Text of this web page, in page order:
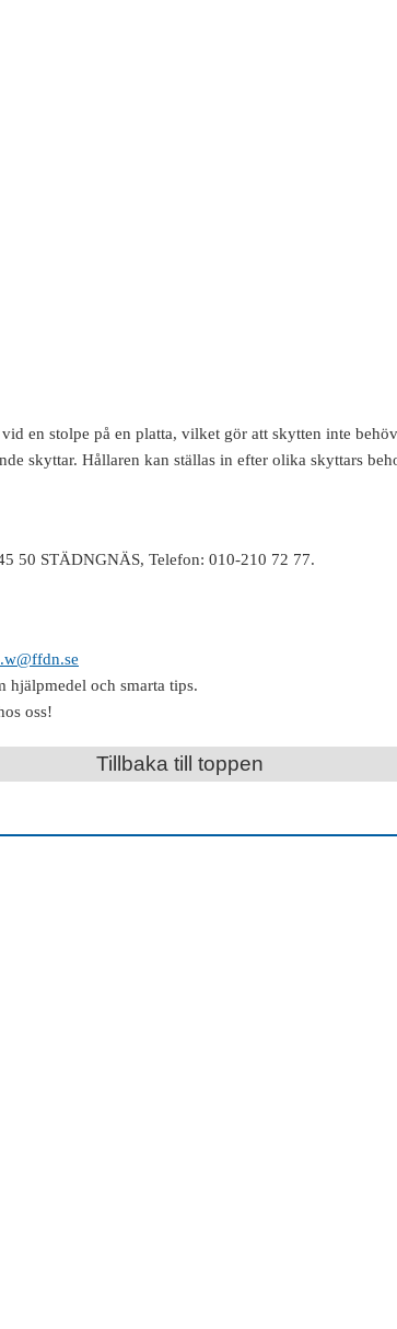
en stolpe på en platta, vilket gör att skytten inte
skyttar. Hållaren kan ställas in efter olika skyttars
50 STÄDNGNÄS, Telefon: 010-210 72 77.
hjälpmedel och smarta tips.
oss!
Tillbaka till toppen